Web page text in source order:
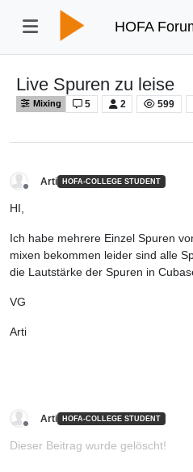
HOFA
Live Spuren zu leise
Mixing 5 2 599
Arti HOFA-COLLEGE STUDENT
HI,
Ich habe mehrere Einzel Spuren
mixen bekommen leider sind alle
die Lautstärke der Spuren in
VG
Arti
Arti HOFA-COLLEGE STUDENT
Dieser Beitrag wurde gelöscht!